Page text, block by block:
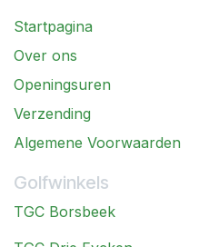
Startpagina
Over ons
Openingsuren
Verzending
Algemene Voorwaarden
Golfwinkels
TGC Borsbeek